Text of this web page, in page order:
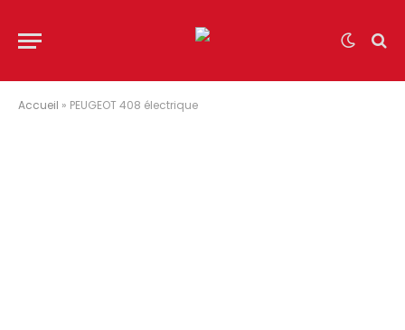
Accueil » PEUGEOT 408 électrique